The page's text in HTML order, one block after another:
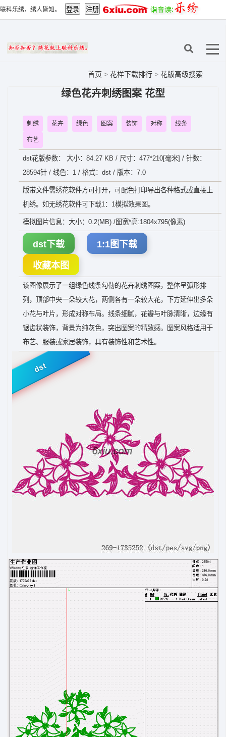
联科乐绣，绣人皆知。
首页 > 花样下载排行 > 花版高级搜索
绿色花卉刺绣图案 花型
刺绣 花卉 绿色 图案 装饰 对称 线条
布艺
dst花版参数： 大小：84.27 KB / 尺寸：477*210[毫米] / 针数：
28594针 / 线色：1 / 格式：dst / 版本：7.0
版带文件需绣花软件方可打开，可配色打印导出各种格式或直接上
机绣。如无绣花软件可下载1：1模拟效果图。
模拟图片信息：大小：0.2(MB) /图宽*高:1804x795(像素)
dst下载 1:1图下载
收藏本图
该图像展示了一组绿色线条勾勒的花卉刺绣图案，整体呈弧形排
列，顶部中央一朵较大花，两侧各有一朵较大花，下方延伸出多朵
小花与叶片，形成对称布局。线条细腻，花瓣与叶脉清晰，边缘有
锯齿状装饰，背景为纯灰色，突出图案的精致感。图案风格适用于
布艺、服装或家居装饰，具有装饰性和艺术性。
dst